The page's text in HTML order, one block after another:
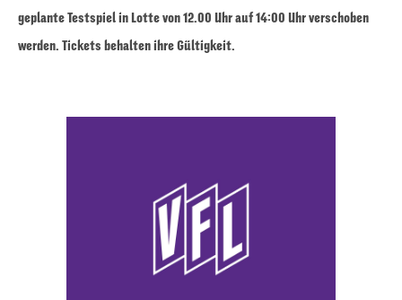
geplante Testspiel in Lotte von 12.00 Uhr auf 14:00 Uhr verschoben
werden. Tickets behalten ihre Gültigkeit.